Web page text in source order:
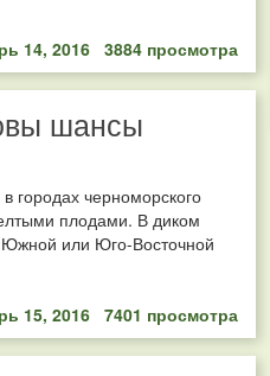
14, 2016 3884 просмотра
шансы
городах черноморского
плодами. В диком
Южной или Юго-Восточной
15, 2016 7401 просмотра